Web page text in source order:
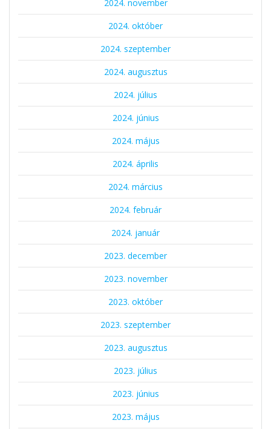
2024. november
2024. október
2024. szeptember
2024. augusztus
2024. július
2024. június
2024. május
2024. április
2024. március
2024. február
2024. január
2023. december
2023. november
2023. október
2023. szeptember
2023. augusztus
2023. július
2023. június
2023. május